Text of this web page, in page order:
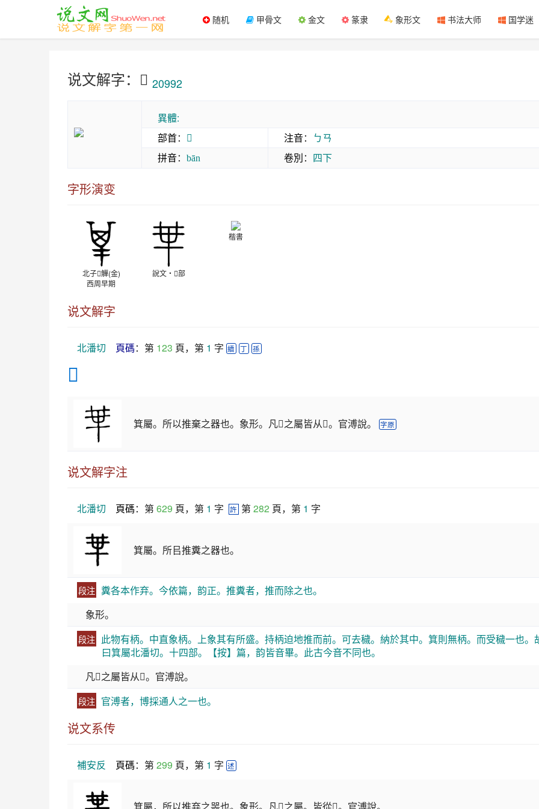
随机 甲骨文 金文 篆隶 象形文 书法大师 国学迷
说文解字：𠦒 20992
異體:
部首： 𠦒 注音：
ㄅㄢ
拼音： bān 卷別： 四下
字形演变
北子𠦒觶(金)
西周早期
說文‧𠦒部
楷書
说文解字
北潘切 頁碼：第 123 頁，第 1 字 續 丁 孫
𠦒
箕屬。所以推棄之器也。象形。凡𠦒之屬皆从𠦒。官溥說。 字原
说文解字注
北潘切 頁碼：第 629 頁，第 1 字 許 第 282 頁，第 1 字
箕屬。所㠯推糞之器也。
段注 糞各本作弃。今依篇，韵正。推糞者，推而除之也。
象形。
段注 此物有柄。中直象柄。上象其有所盛。持柄迫地推而前。可去穢。納於其中。箕則無柄。而受穢一也。
曰箕屬北潘切。十四部。【按】篇，韵皆音畢。此古今音不同也。
凡𠦒之屬皆从𠦒。官溥說。
段注 官溥者，博採通人之一也。
说文系传
補安反 頁碼：第 299 頁，第 1 字 述